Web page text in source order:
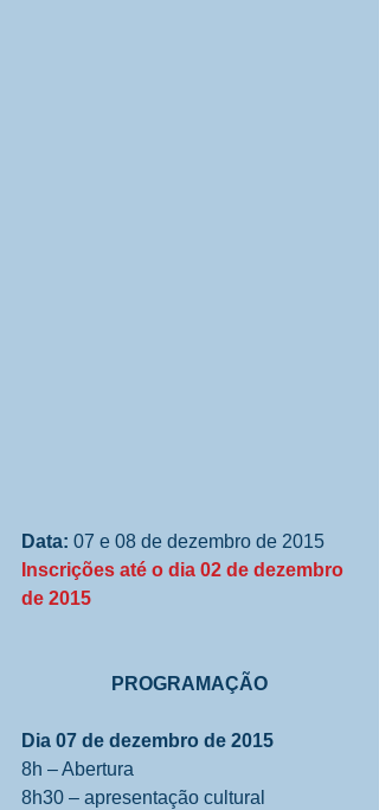
Data: 07 e 08 de dezembro de 2015
Inscrições até o dia 02 de dezembro
de 2015
PROGRAMAÇÃO
Dia 07 de dezembro de 2015
8h – Abertura
8h30 – apresentação cultural